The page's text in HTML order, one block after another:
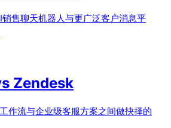
售聊天机器人与更广泛客户消息平
Zendesk
作流与企业级客服方案之间做抉择的